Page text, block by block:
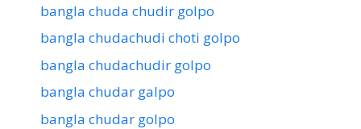
bangla chuda chudir golpo
bangla chudachudi choti golpo
bangla chudachudir golpo
bangla chudar galpo
bangla chudar golpo